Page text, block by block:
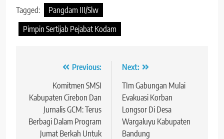
Tagged:
Pangdam III/Slw
Pimpin Sertijab Pejabat Kodam
Navigasi Previous:
Komitmen SMSI
Kabupaten Cirebon Dan
Jurnalis GCM: Terus
Berbagi Dalam Program
Jumat Berkah Untuk
Next:
​TIm Gabungan Mulai
Evakuasi Korban
Longsor Di Desa
Wargaluyu Kabupaten
Bandung